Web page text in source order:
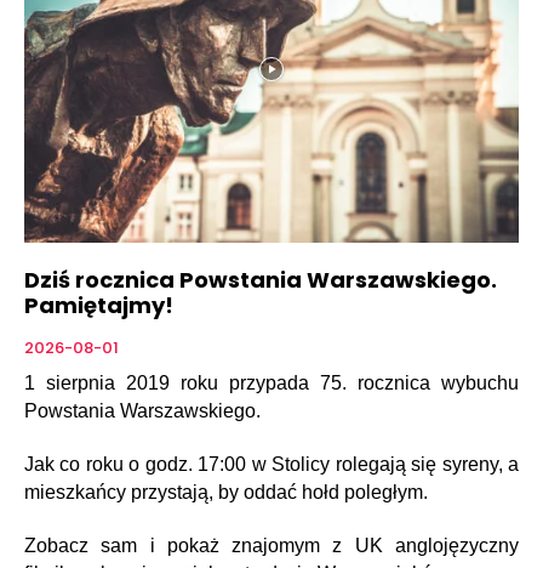
Dziś rocznica Powstania Warszawskiego.
Pamiętajmy!
2026-08-01
1 sierpnia 2019 roku przypada 75. rocznica wybuchu
Powstania Warszawskiego.
Jak co roku o godz. 17:00 w Stolicy rolegają się syreny, a
mieszkańcy przystają, by oddać hołd poległym.
Zobacz sam i pokaż znajomym z UK anglojęzyczny